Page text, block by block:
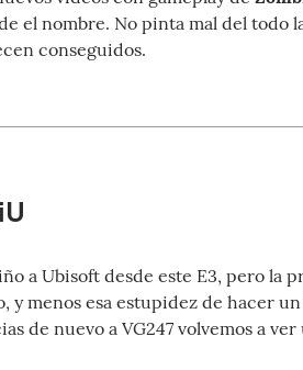
el nombre. No pinta mal del todo
conseguidos.
a Ubisoft desde este E3, pero la
menos esa estupidez de hacer
de nuevo a VG247 volvemos a